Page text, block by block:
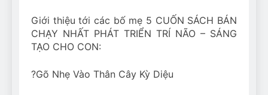
Giới thiệu tới các bố mẹ 5 CUỐN SÁCH BÁN
CHẠY NHẤT PHÁT TRIỂN TRÍ NÃO – SÁNG
TẠO CHO CON:
?Gõ Nhẹ Vào Thân Cây Kỳ Diệu